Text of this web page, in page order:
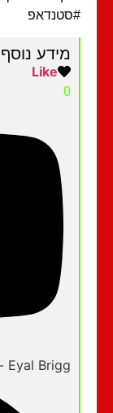
מידע נוסף
Eyal Brigg - אייל בריג